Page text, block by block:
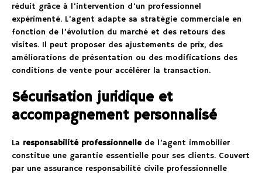
réduit grâce à l’intervention d’un professionnel
expérimenté. L’agent adapte sa stratégie commerciale en
fonction de l’évolution du marché et des retours des
visites. Il peut proposer des ajustements de prix, des
améliorations de présentation ou des modifications des
conditions de vente pour accélérer la transaction.
Sécurisation juridique et
accompagnement personnalisé
La responsabilité professionnellede l’agent immobilier
constitue une garantie essentielle pour ses clients. Couvert
par une assurance responsabilité civile professionnelle